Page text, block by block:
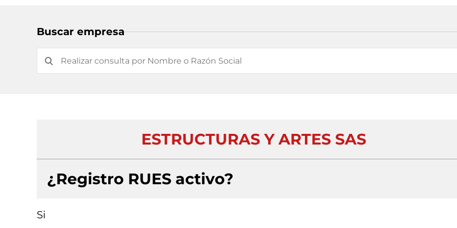
Buscar empresa
ESTRUCTURAS Y ARTES SAS
¿Registro RUES activo?
Si